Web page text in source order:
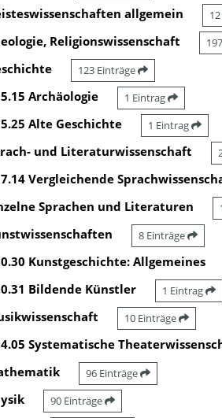
allgemein
Religionswissenschaft
123 Einträge
Archäologie 1 Eintrag
Alte Geschichte 1 Eintrag
und Literaturwissenschaft
Vergleichende
Sprachen und Literaturen
8 Einträge
Kunstgeschichte: Allgemeines
Bildende Künstler 1 Eintrag
10 Einträge
Systematische
96 Einträge
90 Einträge